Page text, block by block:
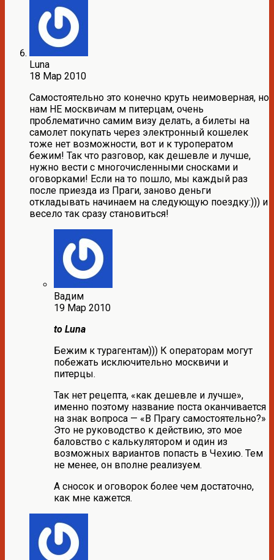
Luna
18 Мар 2010
Самостоятельно это конечно круть неимоверная, но
нам НЕ москвичам м питерцам, очень
проблематично самим визу делать, а билеты на
самолет покупать через электронный кошелек
тоже нет возможности, вот и к туроператом
бежим! Так что разговор, как дешевле и лучше,
нужно вести с многочисленными сносками и
оговорками! Если на то пошло, мы каждый раз
после приезда из Праги, заново деньги
откладывать начинаем на следующую поездку:))) и
весело так сразу становиться!
Вадим
19 Мар 2010
to Luna
Бежим к турагентам))) К операторам могут
побежать исключительно москвичи и
питерцы.
Так нет рецепта, «как дешевле и лучше»,
именно поэтому название поста оканчивается
на знак вопроса — «В Прагу самостоятельно?»
Это не руководство к действию, это мое
баловство с калькулятором и один из
возможных вариантов попасть в Чехию. Тем
не менее, он вполне реализуем.
А сносок и оговорок более чем достаточно,
как мне кажется.